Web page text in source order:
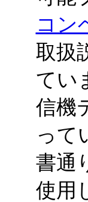
コン
取扱
てい
信機
って
書通
使用